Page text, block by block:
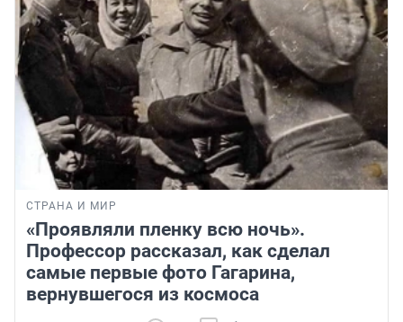
СТРАНА И МИР
«Проявляли пленку всю ночь».
Профессор рассказал, как сделал
самые первые фото Гагарина,
вернувшегося из космоса